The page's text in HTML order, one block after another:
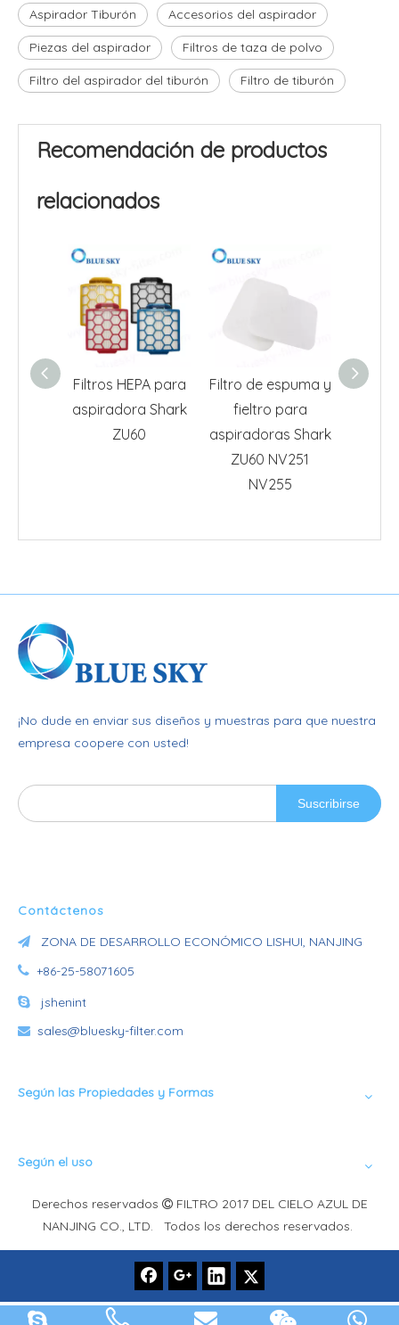
Aspirador Tiburón Accesorios del aspirador
Piezas del aspirador Filtros de taza de polvo
Filtro del aspirador del tiburón Filtro de tiburón
Recomendación de productos
relacionados
Filtros HEPA para
aspiradora Shark
ZU60
Filtro de espuma y
fieltro para
aspiradoras Shark
ZU60 NV251
NV255
¡No dude en enviar sus diseños y muestras para que nuestra
empresa coopere con usted!
Suscribirse
Contáctenos
 ZONA DE DESARROLLO ECONÓMICO LISHUI, NANJING
 +86-25-58071605
 jshenint
 sales@bluesky-filter.com
Según las Propiedades y Formas
Según el uso
Derechos reservados FILTRO 2017 DEL CIELO AZUL DE
NANJING CO., LTD. Todos los derechos reservados.